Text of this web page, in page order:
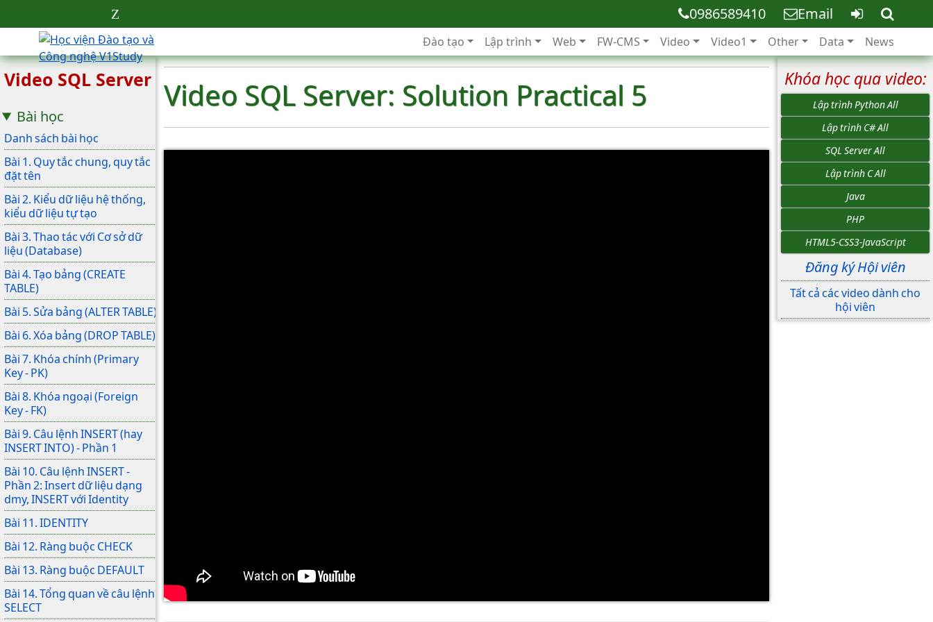
0986589410 Email
Đào tạo Lập trình Web FW-CMS Video Video1 Other Data News
Video SQL Server
Bài học
Danh sách bài học
Bài 1. Quy tắc chung, quy tắc
đặt tên
Bài 2. Kiểu dữ liệu hệ thống,
kiểu dữ liệu tự tạo
Bài 3. Thao tác với Cơ sở dữ
liệu (Database)
Bài 4. Tạo bảng (CREATE
TABLE)
Bài 5. Sửa bảng (ALTER TABLE)
Bài 6. Xóa bảng (DROP TABLE)
Bài 7. Khóa chính (Primary
Key - PK)
Bài 8. Khóa ngoại (Foreign
Key - FK)
Bài 9. Câu lệnh INSERT (hay
INSERT INTO) - Phần 1
Bài 10. Câu lệnh INSERT -
Phần 2: Insert dữ liệu dạng
dmy, INSERT với Identity
Bài 11. IDENTITY
Bài 12. Ràng buộc CHECK
Bài 13. Ràng buộc DEFAULT
Bài 14. Tổng quan về câu lệnh
SELECT
Video SQL Server: Solution Practical 5 Khóa học qua video:
Lập trình Python All
Lập trình C# All
SQL Server All
Lập trình C All
Java
PHP
HTML5-CSS3-JavaScript
Đăng ký Hội viên
Tất cả các video dành cho
hội viên